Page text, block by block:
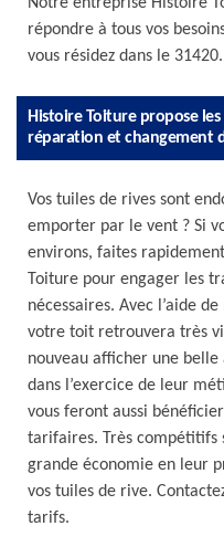
répondre à tous vos
vous résidez dans le 31420.
Histoire Toiture propose
réparation et changement
Vos tuiles de rives sont
emporter par le vent ? Si
environs, faites
Toiture pour engager les
nécessaires. Avec l’aide
votre toit retrouvera très
nouveau afficher une
dans l’exercice de leur
vous feront aussi
tarifaires. Très compétitifs
grande économie en leur
vos tuiles de rive.
tarifs.